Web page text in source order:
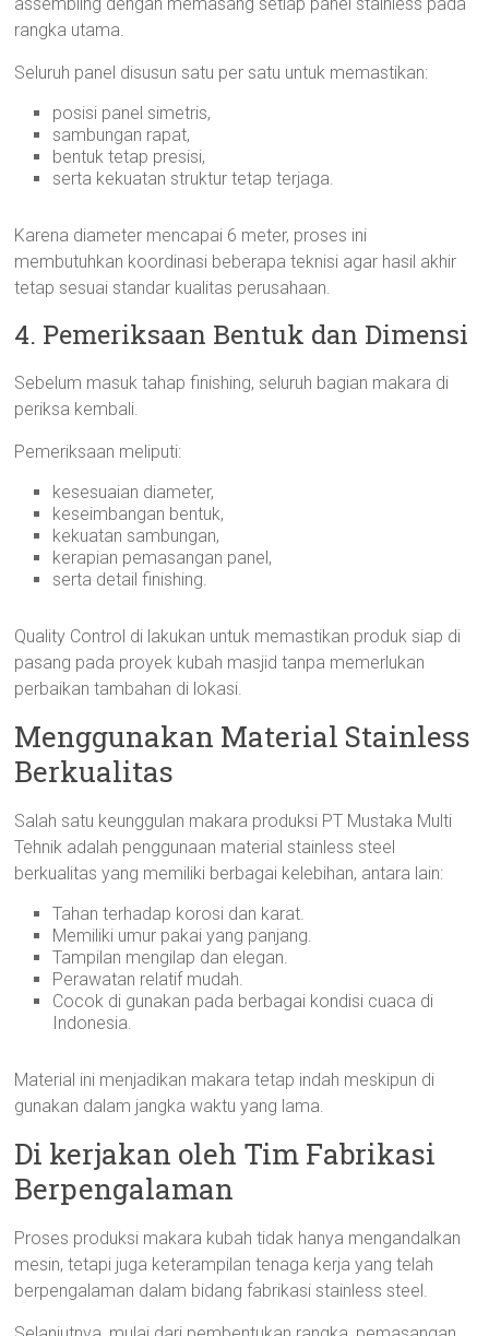
rangka utama.
Seluruh panel disusun satu per satu untuk memastikan:
posisi panel simetris,
sambungan rapat,
bentuk tetap presisi,
serta kekuatan struktur tetap terjaga.
Karena diameter mencapai 6 meter, proses ini
membutuhkan koordinasi beberapa teknisi agar hasil akhir
tetap sesuai standar kualitas perusahaan.
4. Pemeriksaan Bentuk dan Dimensi
Sebelum masuk tahap finishing, seluruh bagian makara di
periksa kembali.
Pemeriksaan meliputi:
kesesuaian diameter,
keseimbangan bentuk,
kekuatan sambungan,
kerapian pemasangan panel,
serta detail finishing.
Quality Control di lakukan untuk memastikan produk siap di
pasang pada proyek kubah masjid tanpa memerlukan
perbaikan tambahan di lokasi.
Menggunakan Material Stainless
Berkualitas
Salah satu keunggulan makara produksi PT Mustaka Multi
Tehnik adalah penggunaan material stainless steel
berkualitas yang memiliki berbagai kelebihan, antara lain:
Tahan terhadap korosi dan karat.
Memiliki umur pakai yang panjang.
Tampilan mengilap dan elegan.
Perawatan relatif mudah.
Cocok di gunakan pada berbagai kondisi cuaca di
Indonesia.
Material ini menjadikan makara tetap indah meskipun di
gunakan dalam jangka waktu yang lama.
Di kerjakan oleh Tim Fabrikasi
Berpengalaman
Proses produksi makara kubah tidak hanya mengandalkan
mesin, tetapi juga keterampilan tenaga kerja yang telah
berpengalaman dalam bidang fabrikasi stainless steel.